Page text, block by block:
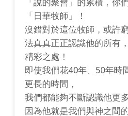
「日華牧師」！
沒錯對於這位牧師，或許
法真真正正認識他的所有
精彩之處！
即使我們花40年、50年時
更長的時間，
我們都能夠不斷認識他更多
因為他就是我們與神之間的